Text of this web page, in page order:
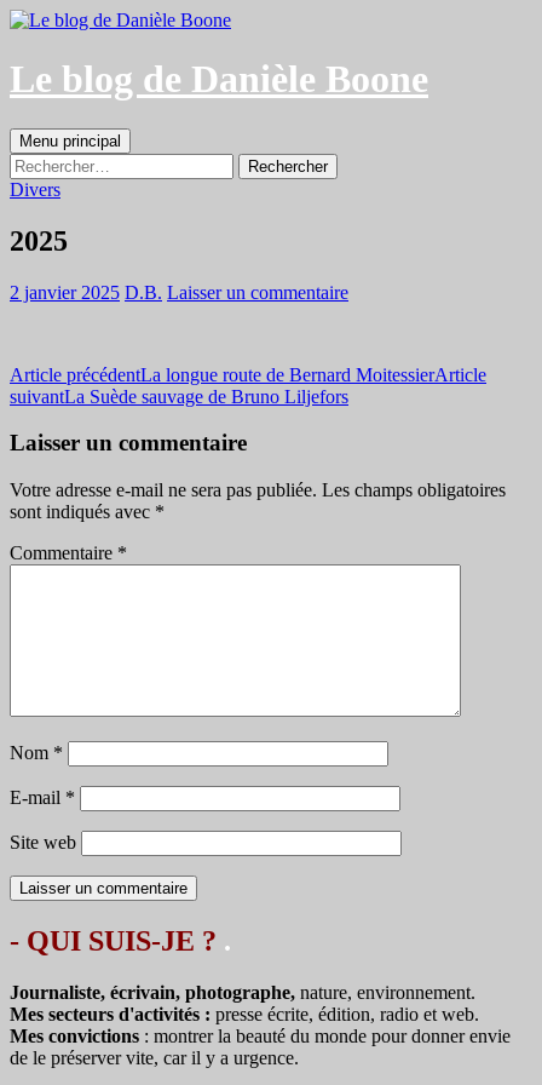
Aller
contenu
Le blog de Danièle Boone
Recherche
Menu principal
Rechercher :
Divers
2025
2 janvier 2025 D.B. Laisser un commentaire
Navigation
des
articles
Article précédentLa longue route de Bernard MoitessierArticle
suivantLa Suède sauvage de Bruno Liljefors
Laisser un commentaire
Votre adresse e-mail ne sera pas publiée. Les champs obligatoires
sont indiqués avec *
Commentaire *
Nom *
E-mail *
Site web
- QUI SUIS-JE ? .
Journaliste, écrivain, photographe, nature, environnement.
Mes secteurs d'activités : presse écrite, édition, radio et web.
Mes convictions : montrer la beauté du monde pour donner envie
de le préserver vite, car il y a urgence.